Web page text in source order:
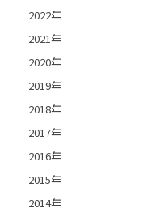
2022年
2021年
2020年
2019年
2018年
2017年
2016年
2015年
2014年